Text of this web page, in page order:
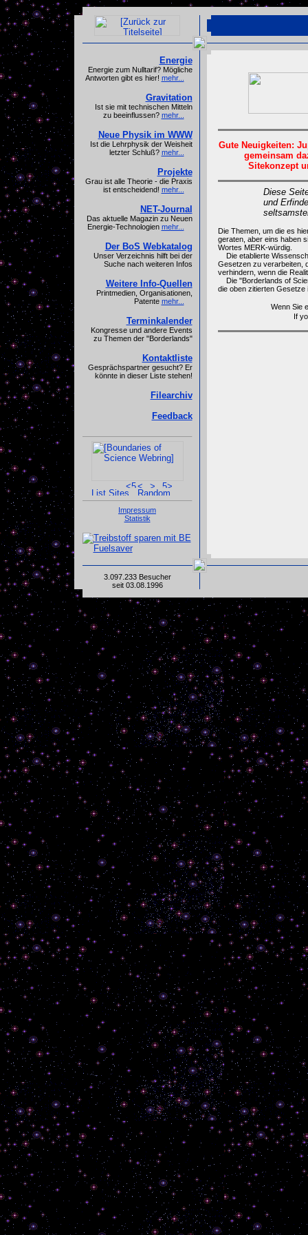
Energie
Energie zum Nulltarif? Mögliche
Antworten gibt es hier! mehr...
Gravitation
Ist sie mit technischen Mitteln
zu beeinflussen? mehr...
Neue Physik im WWW
Ist die Lehrphysik der Weisheit
letzter Schluß? mehr...
Projekte
Grau ist alle Theorie - die Praxis
ist entscheidend! mehr...
NET-Journal
Das aktuelle Magazin zu Neuen
Energie-Technologien mehr...
Der BoS Webkatalog
Unser Verzeichnis hilft bei der
Suche nach weiteren Infos
Weitere Info-Quellen
Printmedien, Organisationen,
Patente mehr...
Terminkalender
Kongresse und andere Events
zu Themen der "Borderlands"
Kontaktliste
Gesprächspartner gesucht? Er
könnte in dieser Liste stehen!
Filearchiv
Feedback
Impressum
Statistik
Gute Neuigkeiten:
gemeinsam
Sitekonzept
Diese
und
Die Themen, um die es
geraten, aber eins haben
Wortes MERK-würdig.
Die etablierte
Gesetzen zu verarbeiten,
verhindern, wenn die
Die "Borderlands of
die oben zitierten Gesetze
Wenn Sie
If
3.097.233 Besucher
seit 03.08.1996